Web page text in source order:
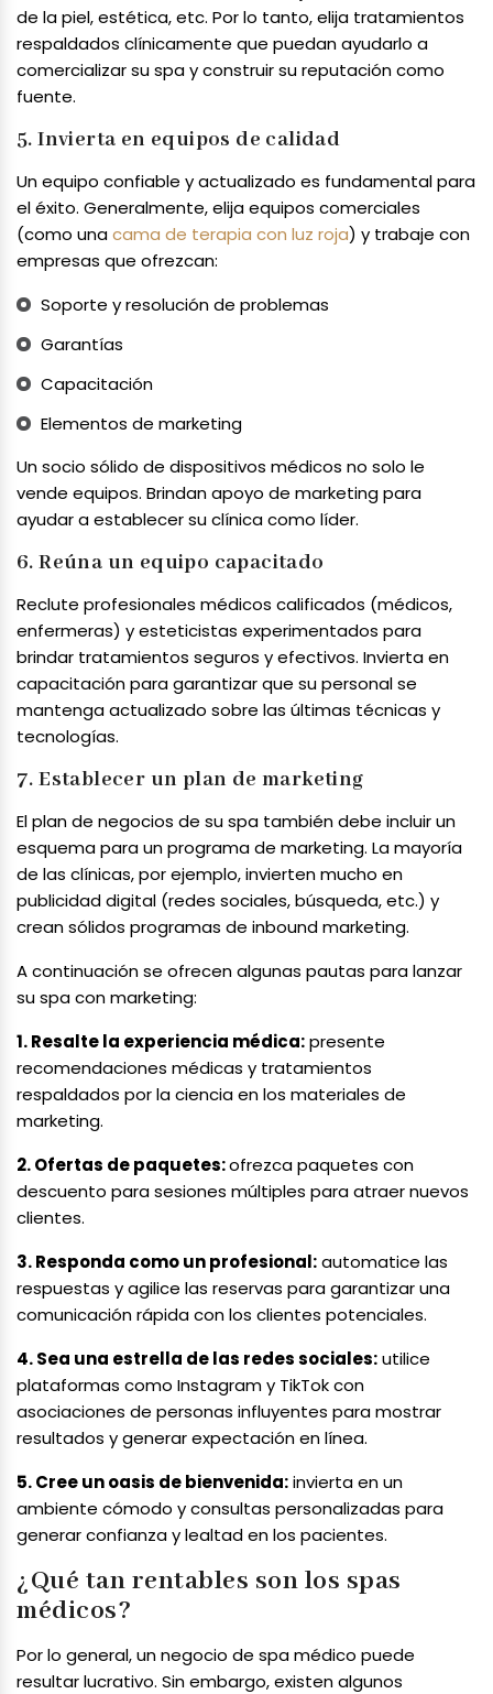
de la piel, estética, etc. Por lo tanto, elija tratamientos
respaldados clínicamente que puedan ayudarlo a
comercializar su spa y construir su reputación como
fuente.
5. Invierta en equipos de calidad
Un equipo confiable y actualizado es fundamental para
el éxito. Generalmente, elija equipos comerciales
(como unacama de terapia con luz roja) y trabaje con
empresas que ofrezcan:
Soporte y resolución de problemas
Garantías
Capacitación
Elementos de marketing
Un socio sólido de dispositivos médicos no solo le
vende equipos. Brindan apoyo de marketing para
ayudar a establecer su clínica como líder.
6. Reúna un equipo capacitado
Reclute profesionales médicos calificados (médicos,
enfermeras) y esteticistas experimentados para
brindar tratamientos seguros y efectivos. Invierta en
capacitación para garantizar que su personal se
mantenga actualizado sobre las últimas técnicas y
tecnologías.
7. Establecer un plan de marketing
El plan de negocios de su spa también debe incluir un
esquema para un programa de marketing. La mayoría
de las clínicas, por ejemplo, invierten mucho en
publicidad digital (redes sociales, búsqueda, etc.) y
crean sólidos programas de inbound marketing.
A continuación se ofrecen algunas pautas para lanzar
su spa con marketing:
1. Resalte la experiencia médica:presente
recomendaciones médicas y tratamientos
respaldados por la ciencia en los materiales de
marketing.
2. Ofertas de paquetes:ofrezca paquetes con
descuento para sesiones múltiples para atraer nuevos
clientes.
3. Responda como un profesional:automatice las
respuestas y agilice las reservas para garantizar una
comunicación rápida con los clientes potenciales.
4. Sea una estrella de las redes sociales:utilice
plataformas como Instagram y TikTok con
asociaciones de personas influyentes para mostrar
resultados y generar expectación en línea.
5. Cree un oasis de bienvenida:invierta en un
ambiente cómodo y consultas personalizadas para
generar confianza y lealtad en los pacientes.
¿Qué tan rentables son los spas
médicos?
Por lo general, un negocio de spa médico puede
resultar lucrativo. Sin embargo, existen algunos